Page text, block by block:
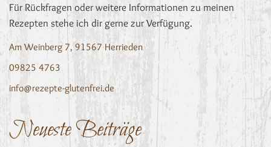
Für Rückfragen oder weitere Informationen zu meinen
Rezepten stehe ich dir gerne zur Verfügung.
Am Weinberg 7, 91567 Herrieden
09825 4763
info@rezepte-glutenfrei.de
Neueste Beiträge